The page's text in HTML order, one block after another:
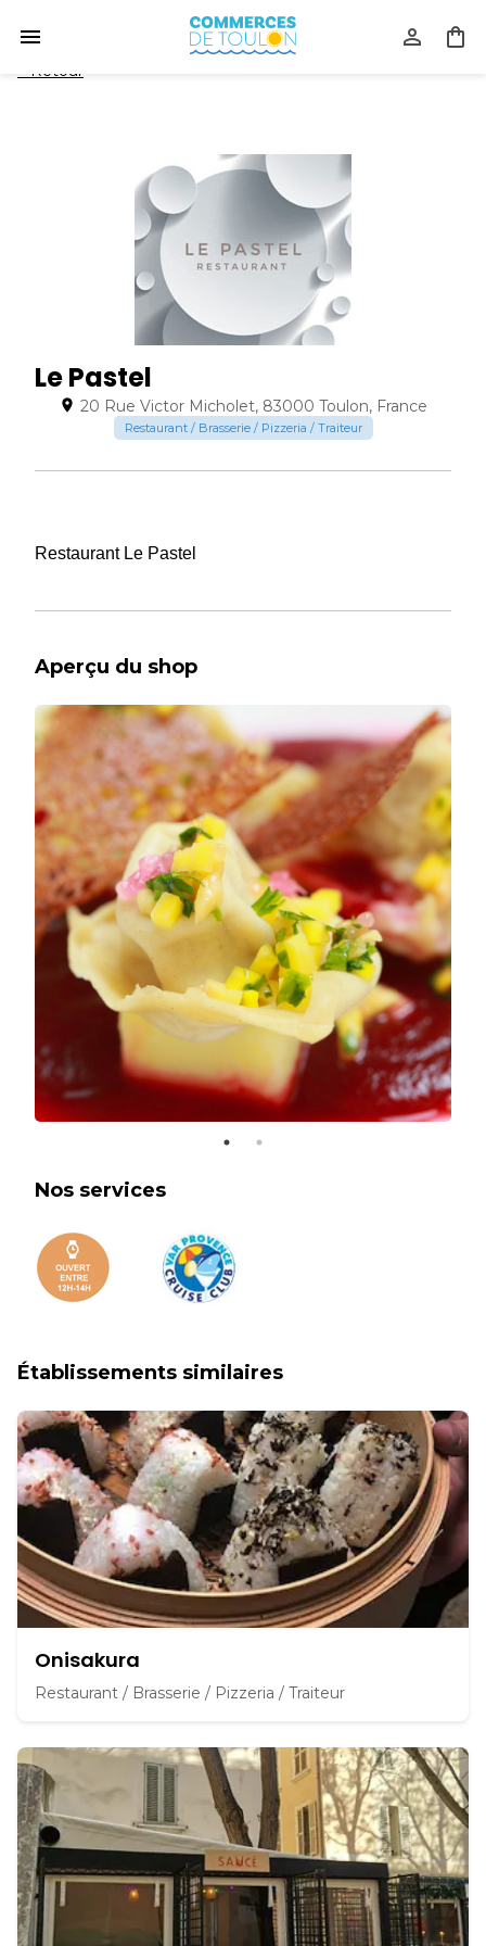
Retour
Le Pastel
20 Rue Victor Micholet, 83000 Toulon, France
Restaurant / Brasserie / Pizzeria / Traiteur
Restaurant Le Pastel
Aperçu du shop
Nos services
Établissements similaires
Onisakura
Restaurant / Brasserie / Pizzeria / Traiteur